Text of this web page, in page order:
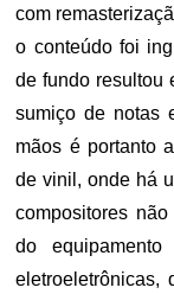
com
o conteúdo foi
de fundo resultou
sumiço de notas
mãos é portanto
de vinil, onde há
compositores
do
eletroeletrônicas,